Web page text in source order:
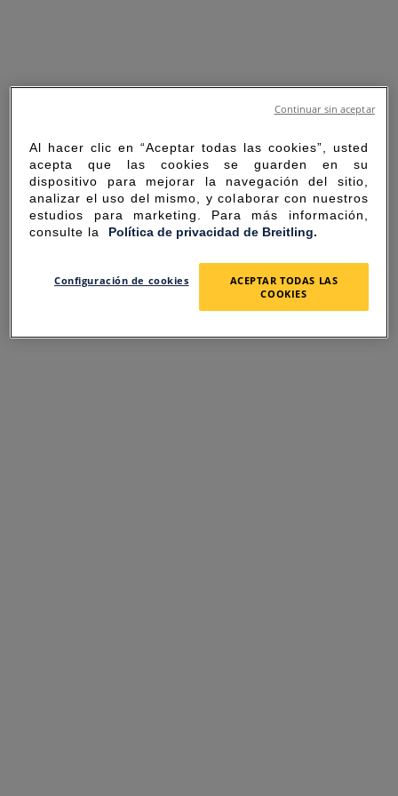
SORRY FOR THE
INCONVENIENCE
Al hacer clic en “Aceptar todas las cookies”, usted
acepta que las cookies se guarden en su
dispositivo para mejorar la navegación del sitio,
analizar el uso del mismo, y colaborar con nuestros
estudios para marketing. Para más información,
consulte la Política de privacidad de Breitling.
Configuración de cookies
ACEPTAR TODAS LAS
COOKIES
Continuar sin aceptar